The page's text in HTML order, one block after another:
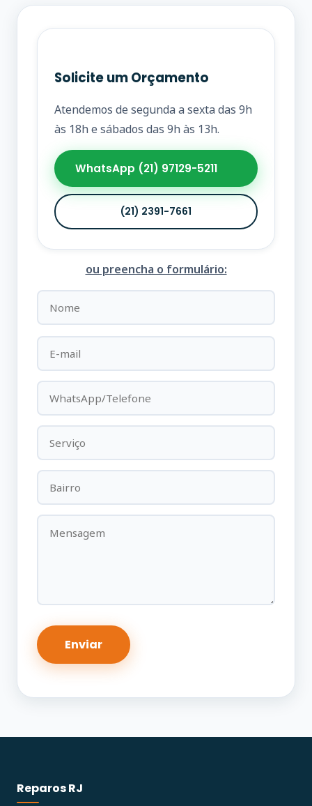
Solicite um Orçamento
Atendemos de segunda a sexta das 9h
às 18h e sábados das 9h às 13h.
WhatsApp (21) 97129-5211
(21) 2391-7661
ou preencha o formulário:
Reparos RJ